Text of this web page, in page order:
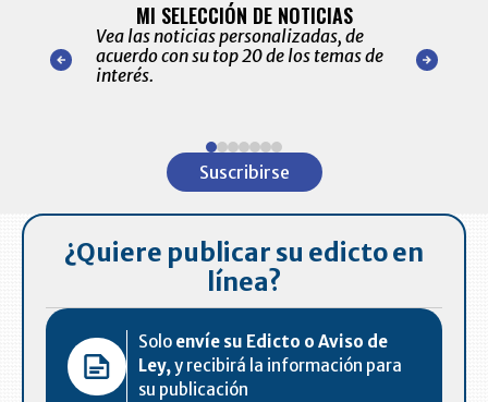
nuestro
para
MI SELECCIÓN DE NOTICIAS
Vea las noticias personalizadas, de
acuerdo con su top 20 de los temas de
interés.
de las
Suscribirse
¿Quiere publicar su edicto en
línea?
Solo envíe su Edicto o Aviso de
Ley,y recibirá la información para
su publicación